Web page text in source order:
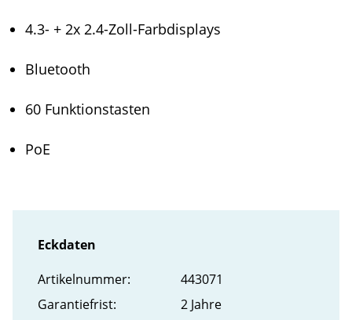
4.3- + 2x 2.4-Zoll-Farbdisplays
Bluetooth
60 Funktionstasten
PoE
Eckdaten
Artikel­nummer:
443071
Garantiefrist:
2 Jahre